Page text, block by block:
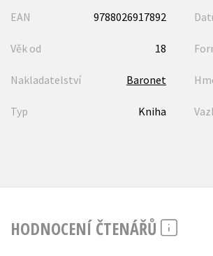
EAN 9788026917892
Věk od 18
Nakladatelství Baronet
Typ Kniha
HODNOCENÍ ČTENÁŘŮ